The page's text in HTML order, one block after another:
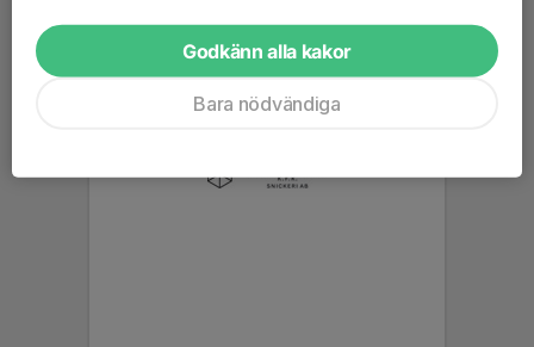
Godkänn alla kakor
Bara nödvändiga